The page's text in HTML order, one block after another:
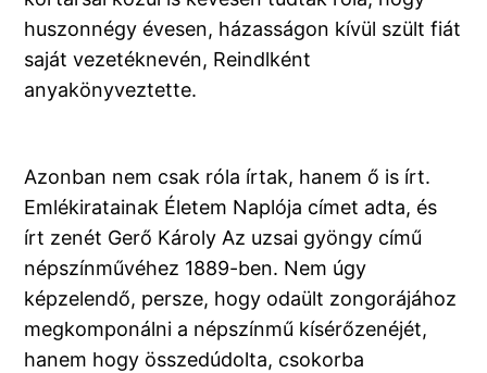
huszonnégy évesen, házasságon kívül szült fiát
saját vezetéknevén, Reindlként
anyakönyveztette.
Azonban nem csak róla írtak, hanem ő is írt.
Emlékiratainak Életem Naplója címet adta, és
írt zenét Gerő Károly Az uzsai gyöngy című
népszínművéhez 1889-ben. Nem úgy
képzelendő, persze, hogy odaült zongorájához
megkomponálni a népszínmű kísérőzenéjét,
hanem hogy összedúdolta, csokorba